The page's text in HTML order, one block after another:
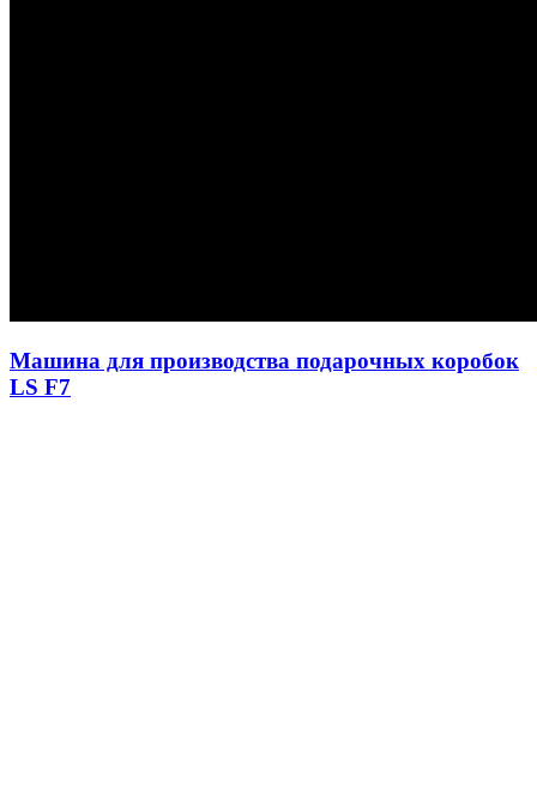
Машина для производства подарочных коробок
LS F7